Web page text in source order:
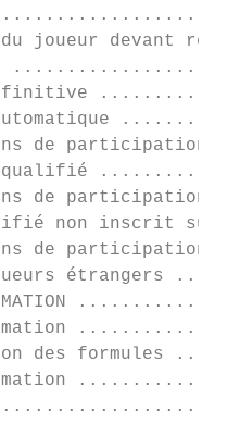
joueur devant
de participation
non qualifié
de participation
non
de participation
joueurs
des